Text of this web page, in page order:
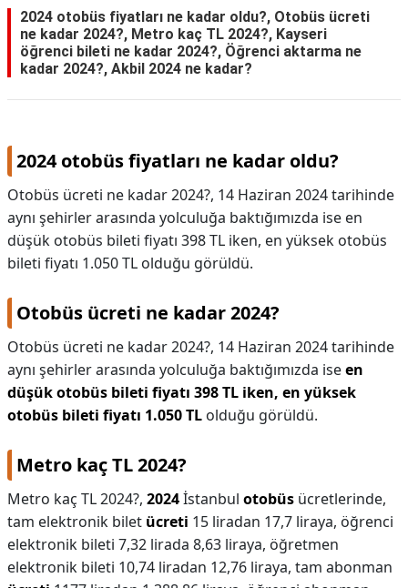
2024 otobüs fiyatları ne kadar oldu?, Otobüs ücreti
ne kadar 2024?, Metro kaç TL 2024?, Kayseri
öğrenci bileti ne kadar 2024?, Öğrenci aktarma ne
kadar 2024?, Akbil 2024 ne kadar?
2024 otobüs fiyatları ne kadar oldu?
Otobüs ücreti ne kadar 2024?, 14 Haziran 2024 tarihinde
aynı şehirler arasında yolculuğa baktığımızda ise en
düşük otobüs bileti fiyatı 398 TL iken, en yüksek otobüs
bileti fiyatı 1.050 TL olduğu görüldü.
Otobüs ücreti ne kadar 2024?
Otobüs ücreti ne kadar 2024?, 14 Haziran 2024 tarihinde
aynı şehirler arasında yolculuğa baktığımızda iseen
düşük otobüs bileti fiyatı 398 TL iken, en yüksek
otobüs bileti fiyatı 1.050 TL olduğu görüldü.
Metro kaç TL 2024?
Metro kaç TL 2024?, 2024İstanbul otobüs ücretlerinde,
tam elektronik bilet ücreti 15 liradan 17,7 liraya, öğrenci
elektronik bileti 7,32 lirada 8,63 liraya, öğretmen
elektronik bileti 10,74 liradan 12,76 liraya, tam abonman